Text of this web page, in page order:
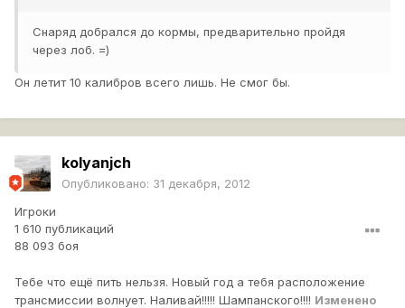
Снаряд добрался до кормы, предварительно пройдя
через лоб. =)
Он летит 10 калибров всего лишь. Не смог бы.
kolyanjch
Опубликовано: 31 декабря, 2012
Игроки
1 610 публикаций
88 093 боя
Тебе что ещё пить нельзя. Новый год а тебя расположение
трансмиссии волнует. Наливай!!!!! Шампанского!!!! Изменено